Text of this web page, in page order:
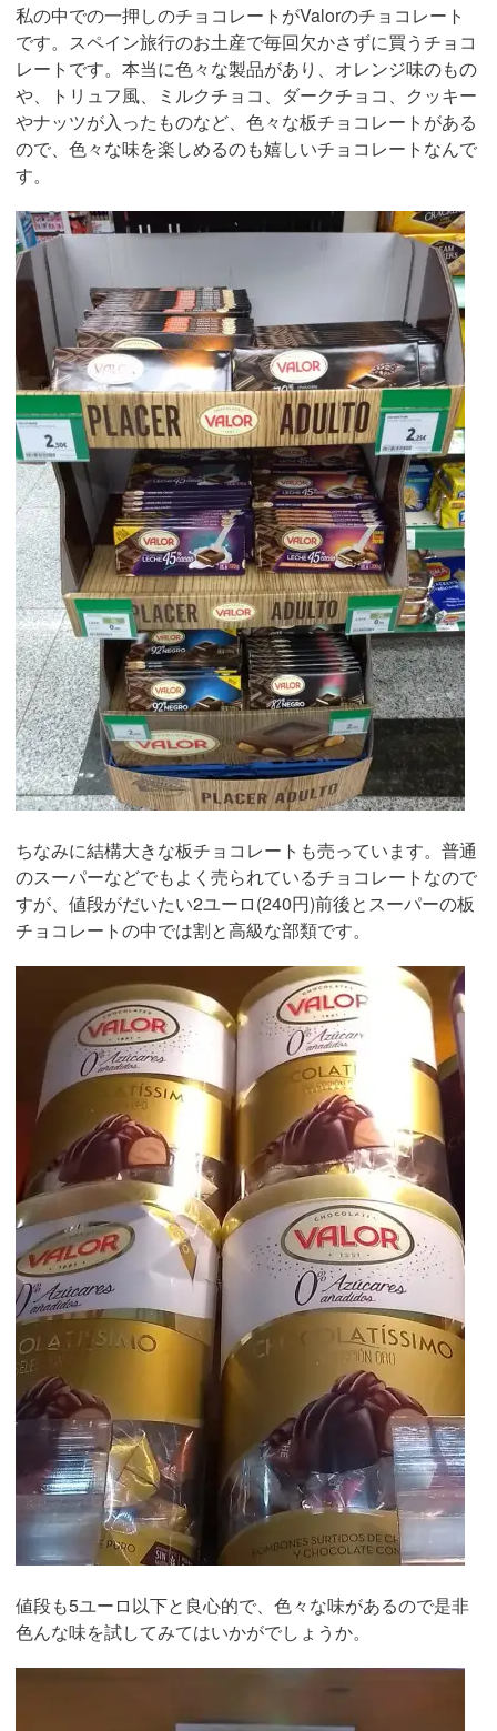
私の中での一押しのチョコレートがValorのチョコレート
です。スペイン旅行のお土産で毎回欠かさずに買うチョコ
レートです。本当に色々な製品があり、オレンジ味のもの
や、トリュフ風、ミルクチョコ、ダークチョコ、クッキー
やナッツが入ったものなど、色々な板チョコレートがある
ので、色々な味を楽しめるのも嬉しいチョコレートなんで
す。
ちなみに結構大きな板チョコレートも売っています。普通
のスーパーなどでもよく売られているチョコレートなので
すが、値段がだいたい2ユーロ(240円)前後とスーパーの板
チョコレートの中では割と高級な部類です。
値段も5ユーロ以下と良心的で、色々な味があるので是非
色んな味を試してみてはいかがでしょうか。